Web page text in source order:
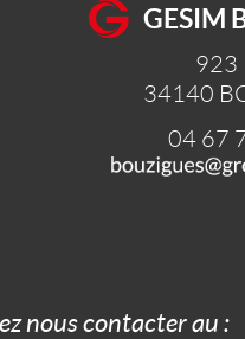
GESIM
923
34140
04 67
nous contacter au :